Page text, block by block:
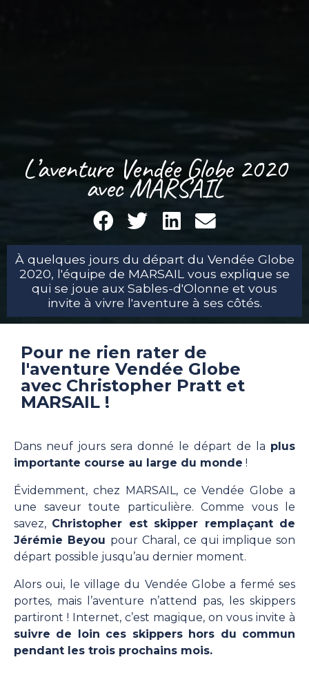
L’aventure Vendée Globe 2020
avec MARSAIL
À quelques jours du départ du Vendée Globe
2020, l'équipe de MARSAIL vous explique se
qui se joue aux Sables-d'Olonne et vous
invite à vivre l'aventure à ses côtés.
Pour ne rien rater de
l'aventure Vendée Globe
avec Christopher Pratt et
MARSAIL !
Dans neuf jours sera donné le départ de la plus
importante course au large du monde !
Évidemment, chez MARSAIL, ce Vendée Globe a
une saveur toute particulière. Comme vous le
savez, Christopher est skipper remplaçant de
Jérémie Beyou pour Charal, ce qui implique son
départ possible jusqu’au dernier moment.
Alors oui, le village du Vendée Globe a fermé ses
portes, mais l’aventure n’attend pas, les skippers
partiront ! Internet, c’est magique, on vous invite à
suivre de loin ces skippers hors du commun
pendant les trois prochains mois.